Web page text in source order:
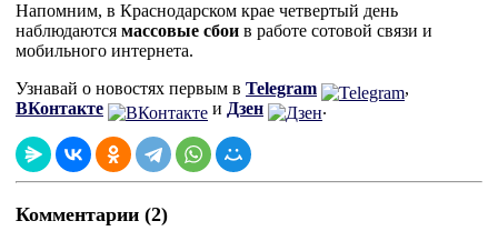
Напомним, в Краснодарском крае четвертый день
наблюдаются массовые сбои в работе сотовой связи и
мобильного интернета.
Узнавай о новостях первым в Telegram
,
ВКонтакте
и Дзен .
Комментарии (2)